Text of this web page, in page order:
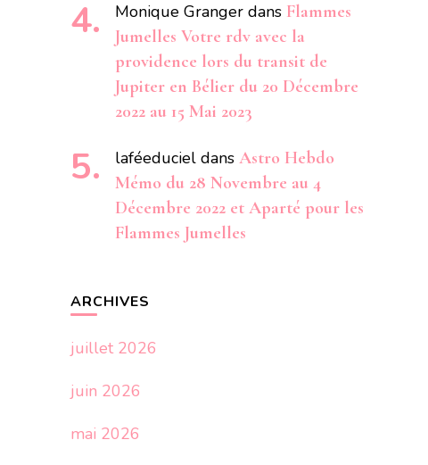
Monique Granger dans Flammes
Jumelles Votre rdv avec la
providence lors du transit de
Jupiter en Bélier du 20 Décembre
2022 au 15 Mai 2023
laféeduciel dans Astro Hebdo
Mémo du 28 Novembre au 4
Décembre 2022 et Aparté pour les
Flammes Jumelles
ARCHIVES
juillet 2026
juin 2026
mai 2026